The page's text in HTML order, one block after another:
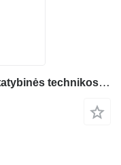
Variklis Industrial Second Hand statybinės technikos Deutz D2011L03